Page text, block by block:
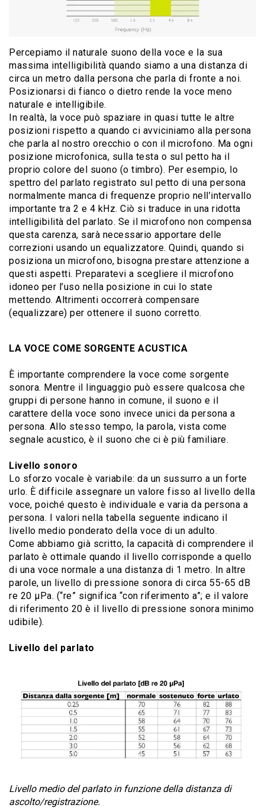
Percepiamo il naturale suono della voce e la sua
massima intelligibilità quando siamo a una distanza di
circa un metro dalla persona che parla di fronte a noi.
Posizionarsi di fianco o dietro rende la voce meno
naturale e intelligibile.
In realtà, la voce può spaziare in quasi tutte le altre
posizioni rispetto a quando ci avviciniamo alla persona
che parla al nostro orecchio o con il microfono. Ma ogni
posizione microfonica, sulla testa o sul petto ha il
proprio colore del suono (o timbro). Per esempio, lo
spettro del parlato registrato sul petto di una persona
normalmente manca di frequenze proprio nell’intervallo
importante tra 2 e 4 kHz. Ciò si traduce in una ridotta
intelligibilità del parlato. Se il microfono non compensa
questa carenza, sarà necessario apportare delle
correzioni usando un equalizzatore. Quindi, quando si
posiziona un microfono, bisogna prestare attenzione a
questi aspetti. Preparatevi a scegliere il microfono
idoneo per l’uso nella posizione in cui lo state
mettendo. Altrimenti occorrerà compensare
(equalizzare) per ottenere il suono corretto.
LA VOCE COME SORGENTE ACUSTICA
È importante comprendere la voce come sorgente
sonora. Mentre il linguaggio può essere qualcosa che
gruppi di persone hanno in comune, il suono e il
carattere della voce sono invece unici da persona a
persona. Allo stesso tempo, la parola, vista come
segnale acustico, è il suono che ci è più familiare.
Livello sonoro
Lo sforzo vocale è variabile: da un sussurro a un forte
urlo. È difficile assegnare un valore fisso al livello della
voce, poiché questo è individuale e varia da persona a
persona. I valori nella tabella seguente indicano il
livello medio ponderato della voce di un adulto.
Come abbiamo già scritto, la capacità di comprendere il
parlato è ottimale quando il livello corrisponde a quello
di una voce normale a una distanza di 1 metro. In altre
parole, un livello di pressione sonora di circa 55-65 dB
re 20 μPa. (“re” significa “con riferimento a”; e il valore
di riferimento 20 è il livello di pressione sonora minimo
udibile).
Livello del parlato
Livello medio del parlato in funzione della distanza di
ascolto/registrazione.